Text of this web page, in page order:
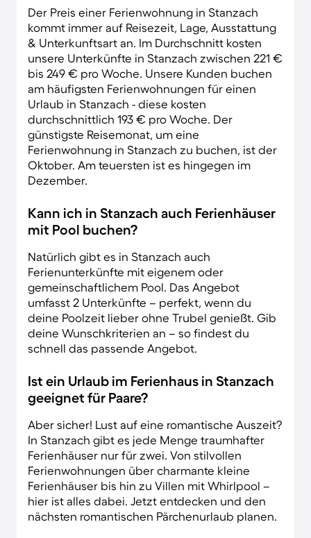
Der Preis einer Ferienwohnung in Stanzach
kommt immer auf Reisezeit, Lage, Ausstattung
& Unterkunftsart an. Im Durchschnitt kosten
unsere Unterkünfte in Stanzach zwischen 221 €
bis 249 € pro Woche. Unsere Kunden buchen
am häufigsten Ferienwohnungen für einen
Urlaub in Stanzach - diese kosten
durchschnittlich 193 € pro Woche. Der
günstigste Reisemonat, um eine
Ferienwohnung in Stanzach zu buchen, ist der
Oktober. Am teuersten ist es hingegen im
Dezember.
Kann ich in Stanzach auch Ferienhäuser
mit Pool buchen?
Natürlich gibt es in Stanzach auch
Ferienunterkünfte mit eigenem oder
gemeinschaftlichem Pool. Das Angebot
umfasst 2 Unterkünfte – perfekt, wenn du
deine Poolzeit lieber ohne Trubel genießt. Gib
deine Wunschkriterien an – so findest du
schnell das passende Angebot.
Ist ein Urlaub im Ferienhaus in Stanzach
geeignet für Paare?
Aber sicher! Lust auf eine romantische Auszeit?
In Stanzach gibt es jede Menge traumhafter
Ferienhäuser nur für zwei. Von stilvollen
Ferienwohnungen über charmante kleine
Ferienhäuser bis hin zu Villen mit Whirlpool –
hier ist alles dabei. Jetzt entdecken und den
nächsten romantischen Pärchenurlaub planen.